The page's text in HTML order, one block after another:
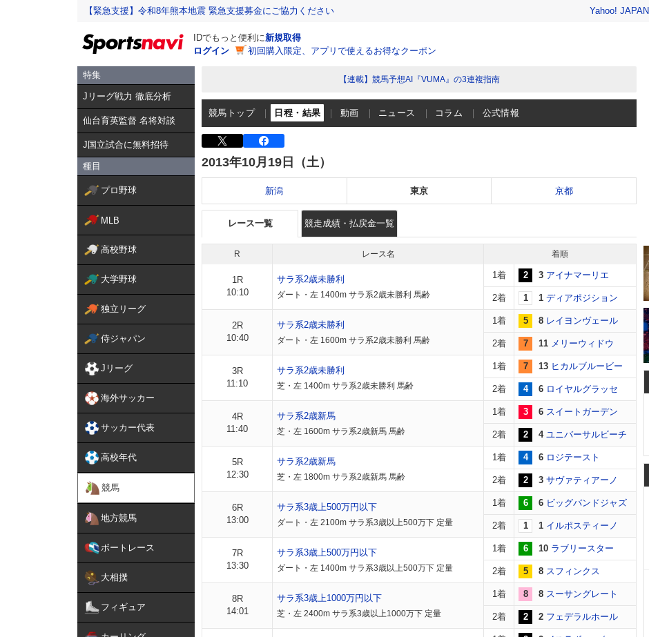
【緊急支援】令和8年熊本地震 緊急支援募金にご協力ください Yahoo! JAPAN
IDでもっと便利に新規取得
ログイン
初回購入限定、アプリで使えるお得なクーポン
特集
Jリーグ戦力 徹底分析
仙台育英監督 名将対談
J国立試合に無料招待
種目
プロ野球
MLB
高校野球
大学野球
独立リーグ
侍ジャパン
Jリーグ
海外サッカー
サッカー代表
高校年代
競馬
地方競馬
ボートレース
大相撲
フィギュア
【連載】競馬予想AI『VUMA』の3連複指南
競馬トップ 日程・結果 動画 ニュース コラム 公式情報
2013年10月19日（土）
新潟 東京 京都
レース一覧 競走成績・払戻金一覧
R レース名 着順
1R
10:10
サラ系2歳未勝利
ダート・左 1400m サラ系2歳未勝利 馬齢
1着 2 3 アイナマーリエ
2着 1 1 ディアポジション
2R
10:40
サラ系2歳未勝利
ダート・左 1600m サラ系2歳未勝利 馬齢
1着 5 8 レイヨンヴェール
2着 7 11 メリーウィドウ
3R
11:10
サラ系2歳未勝利
芝・左 1400m サラ系2歳未勝利 馬齢
1着 7 13 ヒカルブルービー
2着 4 6 ロイヤルグラッセ
4R
11:40
サラ系2歳新馬
芝・左 1600m サラ系2歳新馬 馬齢
1着 3 6 スイートガーデン
2着 2 4 ユニバーサルビーチ
5R
12:30
サラ系2歳新馬
芝・左 1800m サラ系2歳新馬 馬齢
1着 4 6 ロジテースト
2着 2 3 サヴァティアーノ
6R
13:00
サラ系3歳上500万円以下
ダート・左 2100m サラ系3歳以上500万下 定量
1着 6 6 ビッグバンドジャズ
2着 1 1 イルポスティーノ
7R
13:30
サラ系3歳上500万円以下
ダート・左 1400m サラ系3歳以上500万下 定量
1着 6 10 ラブリースター
2着 5 8 スフィンクス
8R
14:01
サラ系3歳上1000万円以下
芝・左 2400m サラ系3歳以上1000万下 定量
1着 8 8 スーサングレート
2着 2 2 フェデラルホール